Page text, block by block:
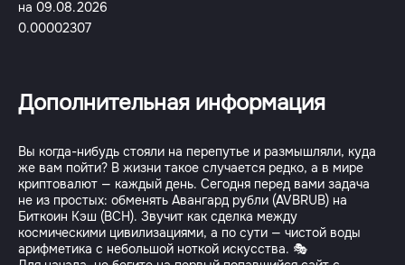
на 09.08.2026
0.00002307
Дополнительная информация
Вы когда-нибудь стояли на перепутье и размышляли, куда
же вам пойти? В жизни такое случается редко, а в мире
криптовалют — каждый день. Сегодня перед вами задача
не из простых: обменять Авангард рубли (AVBRUB) на
Биткоин Кэш (BCH). Звучит как сделка между
космическими цивилизациями, а по сути — чистой воды
арифметика с небольшой ноткой искусства. 🎭